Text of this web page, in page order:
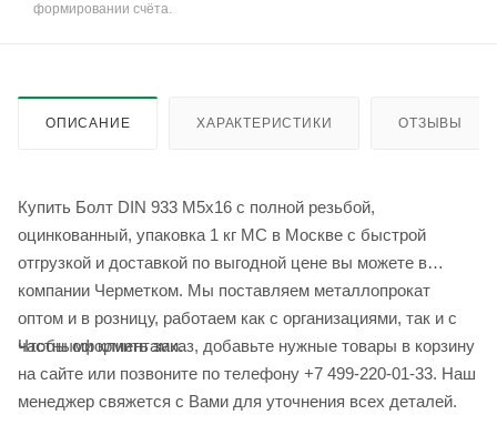
формировании счёта.
ОПИСАНИЕ ХАРАКТЕРИСТИКИ ОТЗЫВЫ
Купить Болт DIN 933 М5х16 с полной резьбой,
оцинкованный, упаковка 1 кг МС в Москве с быстрой
отгрузкой и доставкой по выгодной цене вы можете в
компании Черметком. Мы поставляем металлопрокат
оптом и в розницу, работаем как с организациями, так и с
частными клиентами.
Чтобы оформить заказ, добавьте нужные товары в корзину
на сайте или позвоните по телефону +7 499-220-01-33. Наш
менеджер свяжется с Вами для уточнения всех деталей.